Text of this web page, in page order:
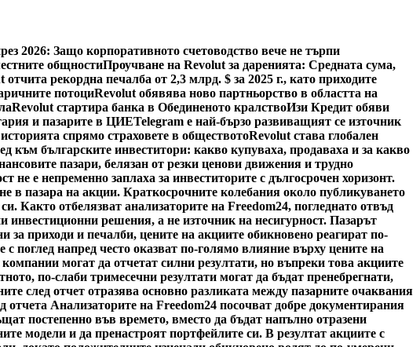
2026: Защо корпоративното счетоводство вече не търпи
общностиПроучване на Revolut за даренията: Средната сума,
отчита рекордна печалба от 2,3 млрд. $ за 2025 г., като приходите
потоциRevolut обявява ново партньорство в областта на
Revolut стартира банка в Обединеното кралствоИзи Кредит обяви
и пазарите в ЦИЕTelegram е най-бързо развиващият се източник
спрямо страховете в обществотоRevolut става глобален
към българските инвеститори: какво купуваха, продаваха и за какво
пазари, белязан от резки ценови движения и трудно
е непременно заплаха за инвеститорите с дългосрочен хоризонт.
в пазара на акции. Краткосрочните колебания около публикуването
Както отбелязват анализаторите на Freedom24, погледнато отвъд
инвестиционни решения, а не източник на несигурност. Пазарът
за приходи и печалби, цените на акциите обикновено реагират по-
напред често оказват по-голямо влияние върху цените на
могат да отчетат силни резултати, но въпреки това акциите
по-слаби тримесечни резултати могат да бъдат пренебрегнати,
след отчет отразява основно разликата между пазарните очаквания
Анализаторите на Freedom24 посочват добре документирания
постепенно във времето, вместо да бъдат напълно отразени
модели и да пренастроят портфейлите си. В резултат акциите с